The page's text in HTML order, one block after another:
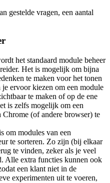
gestelde vragen, een aantal
het standaard module beheer
Het is mogelijk om bijna
te maken voor het tonen
ervoor kiezen om een module
te maken of op de ene
is zelfs mogelijk om een
(of andere browser) te
om modules van een
te sorteren. Zo zijn (bij elkaar
te vinden, zeker als je veel
Alle extra functies kunnen ook
een klant niet in de
experimenten uit te voeren,